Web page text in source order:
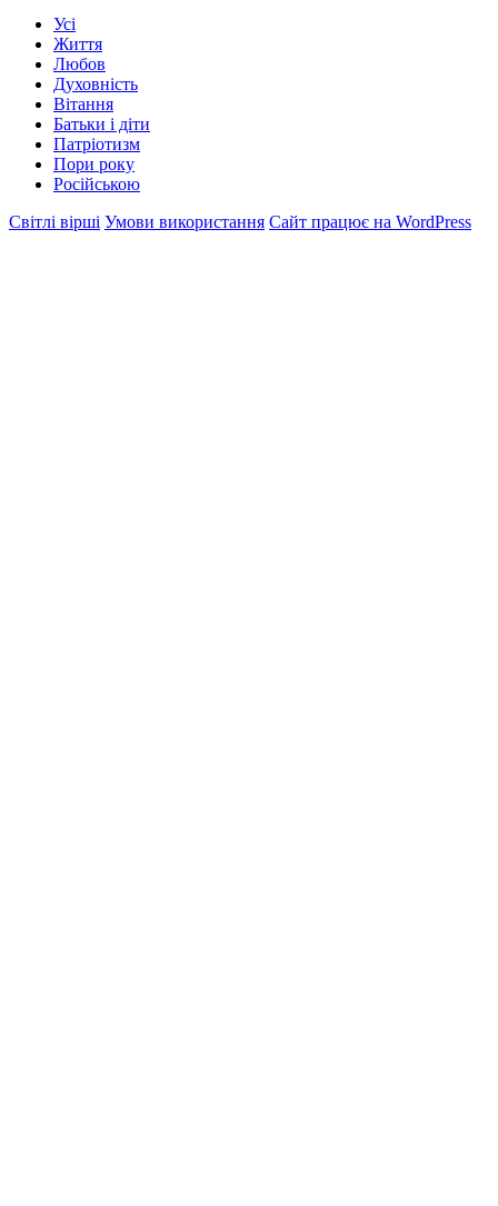
Усі
Життя
Любов
Духовність
Вітання
Батьки і діти
Патріотизм
Пори року
Російською
Світлі вірші Умови використання Сайт працює на WordPress